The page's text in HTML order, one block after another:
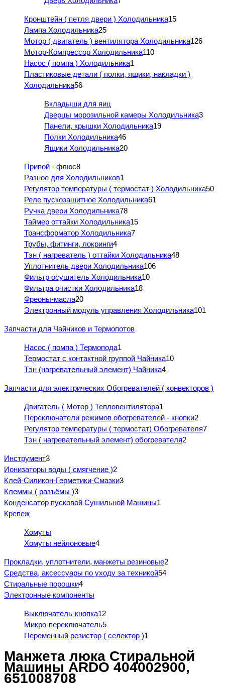
Кронштейн ( петля двери ) Холодильника15
Лампа Холодильника25
Мотор ( двигатель ) вентилятора Холодильника126
Мотор-Компрессор Холодильника110
Насос ( помпа ) Холодильника1
Пластиковые детали ( полки, ящики, накладки )
Холодильника56
Вкладыши для яиц
Дверцы морозильной камеры Холодильника3
Панели, крышки Холодильника19
Полки Холодильника46
Ящики Холодильника20
Припой - флюс8
Разное для Холодильников1
Регулятор температуры ( термостат ) Холодильника50
Реле пускозащитное Холодильника61
Ручка двери Холодильника78
Таймер оттайки Холодильника15
Трансформатор Холодильника7
Трубы, фитинги, локринги4
Тэн ( нагреватель ) оттайки Холодильника48
Уплотнитель двери Холодильника106
Фильтр осушитель Холодильника10
Фильтра очистки Холодильника18
Фреоны-масла20
Электронный модуль управления Холодильника101
Запчасти для Чайников и Термопотов
Насос ( помпа ) Термопода1
Термостат с контактной группой Чайника10
Тэн (нагревательный элемент) Чайника4
Запчасти для электрических Обогревателей ( конвекторов )
Двигатель ( Мотор ) Тепловентилятора1
Переключатели режимов обогревателей - кнопки2
Регулятор температуры ( термостат) Обогревателя7
Тэн ( нагревательный элемент) обогревателя2
Инструмент3
Ионизаторы воды ( смягчение )2
Клей-Силикон-Герметики-Смазки3
Клеммы ( разъёмы )3
Конденсатор пусковой Сушильной Машины1
Крепеж
Хомуты
Хомуты нейлоновые4
Прокладки, уплотнители, манжеты резиновые2
Средства, аксессуары по уходу за техникой54
Стиральные порошки4
Электронные компоненты
Выключатель-кнопка12
Микро-переключатель5
Переменный резистор ( селектор )1
Манжета люка Стиральной
Машины ARDO 404002900,
651008708